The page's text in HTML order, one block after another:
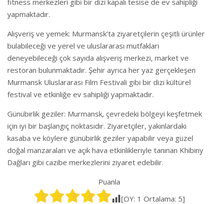
fitness merkezleri gibi bir dizi kapalı tesise de ev sahipliği
yapmaktadır.
Alışveriş ve yemek: Murmansk’ta ziyaretçilerin çeşitli ürünler
bulabileceği ve yerel ve uluslararası mutfakları
deneyebileceği çok sayıda alışveriş merkezi, market ve
restoran bulunmaktadır. Şehir ayrıca her yaz gerçekleşen
Murmansk Uluslararası Film Festivali gibi bir dizi kültürel
festival ve etkinliğe ev sahipliği yapmaktadır.
Günübirlik geziler: Murmansk, çevredeki bölgeyi keşfetmek
için iyi bir başlangıç noktasıdır. Ziyaretçiler, yakınlardaki
kasaba ve köylere günübirlik geziler yapabilir veya güzel
doğal manzaraları ve açık hava etkinlikleriyle tanınan Khibiny
Dağları gibi cazibe merkezlerini ziyaret edebilir.
Puanla
[OY: 1 Ortalama: 5]